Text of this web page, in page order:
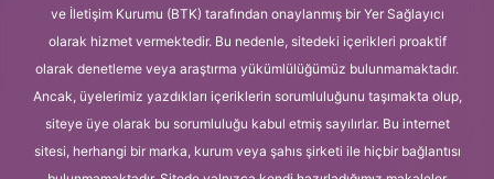
ve İletişim Kurumu (BTK) tarafından onaylanmış bir Yer Sağlayıcı
olarak hizmet vermektedir. Bu nedenle, sitedeki içerikleri proaktif
olarak denetleme veya araştırma yükümlülüğümüz bulunmamaktadır.
Ancak, üyelerimiz yazdıkları içeriklerin sorumluluğunu taşımakta olup,
siteye üye olarak bu sorumluluğu kabul etmiş sayılırlar. Bu internet
sitesi, herhangi bir marka, kurum veya şahıs şirketi ile hiçbir bağlantısı